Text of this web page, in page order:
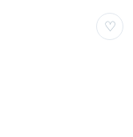
♡